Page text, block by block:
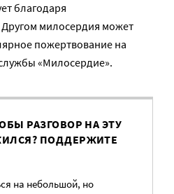
благодаря
милосердия может
пожертвование на
«Милосердие».
РАЗГОВОР НА ЭТУ
ПОДДЕРЖИТЕ
на небольшой, но